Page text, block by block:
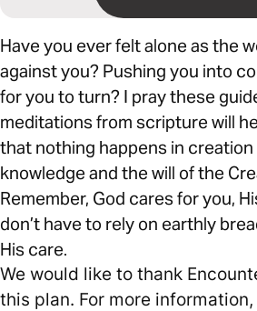
Have you ever felt alone as the
against you? Pushing you into
for you to turn? I pray these
meditations from scripture will
that nothing happens in
knowledge and the will of the
Remember, God cares for you,
don’t have to rely on earthly
His care.
We would like to thank
this plan. For more